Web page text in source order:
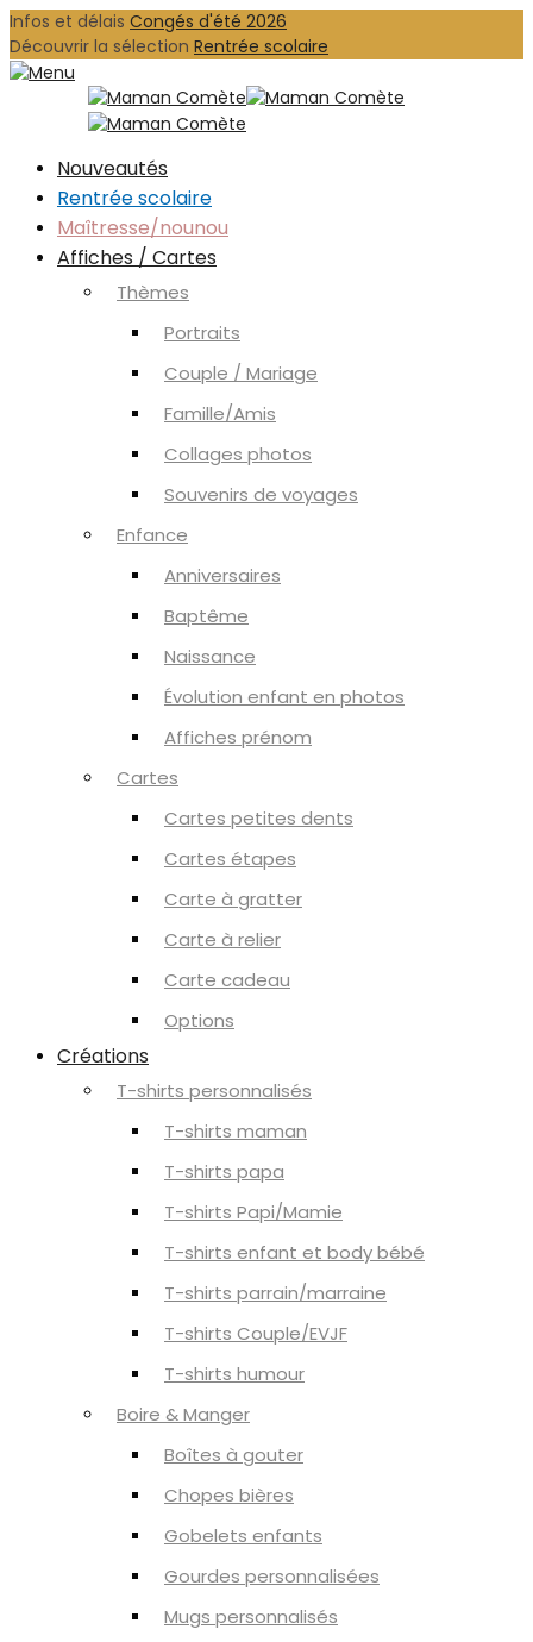
Infos et délais Congés d'été 2026
Découvrir la sélection Rentrée scolaire
Nouveautés
Rentrée scolaire
Maîtresse/nounou
Affiches / Cartes
Thèmes
Portraits
Couple / Mariage
Famille/Amis
Collages photos
Souvenirs de voyages
Enfance
Anniversaires
Baptême
Naissance
Évolution enfant en photos
Affiches prénom
Cartes
Cartes petites dents
Cartes étapes
Carte à gratter
Carte à relier
Carte cadeau
Options
Créations
T-shirts personnalisés
T-shirts maman
T-shirts papa
T-shirts Papi/Mamie
T-shirts enfant et body bébé
T-shirts parrain/marraine
T-shirts Couple/EVJF
T-shirts humour
Boire & Manger
Boîtes à gouter
Chopes bières
Gobelets enfants
Gourdes personnalisées
Mugs personnalisés